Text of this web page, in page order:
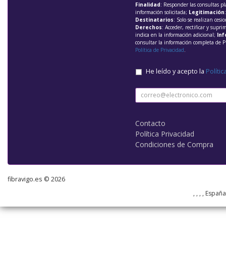
Finalidad: Responder las consultas
información solicitada; Legitimación
Destinatarios: Solo se realizan
Derechos: Acceder, rectificar y
indica en la información adicional;
consultar la información completa de
Política de Privacidad.
He leído y acepto la
Contacto
Política Privacidad
Condiciones de Compra
fibravigo.es © 2026
, , , ,